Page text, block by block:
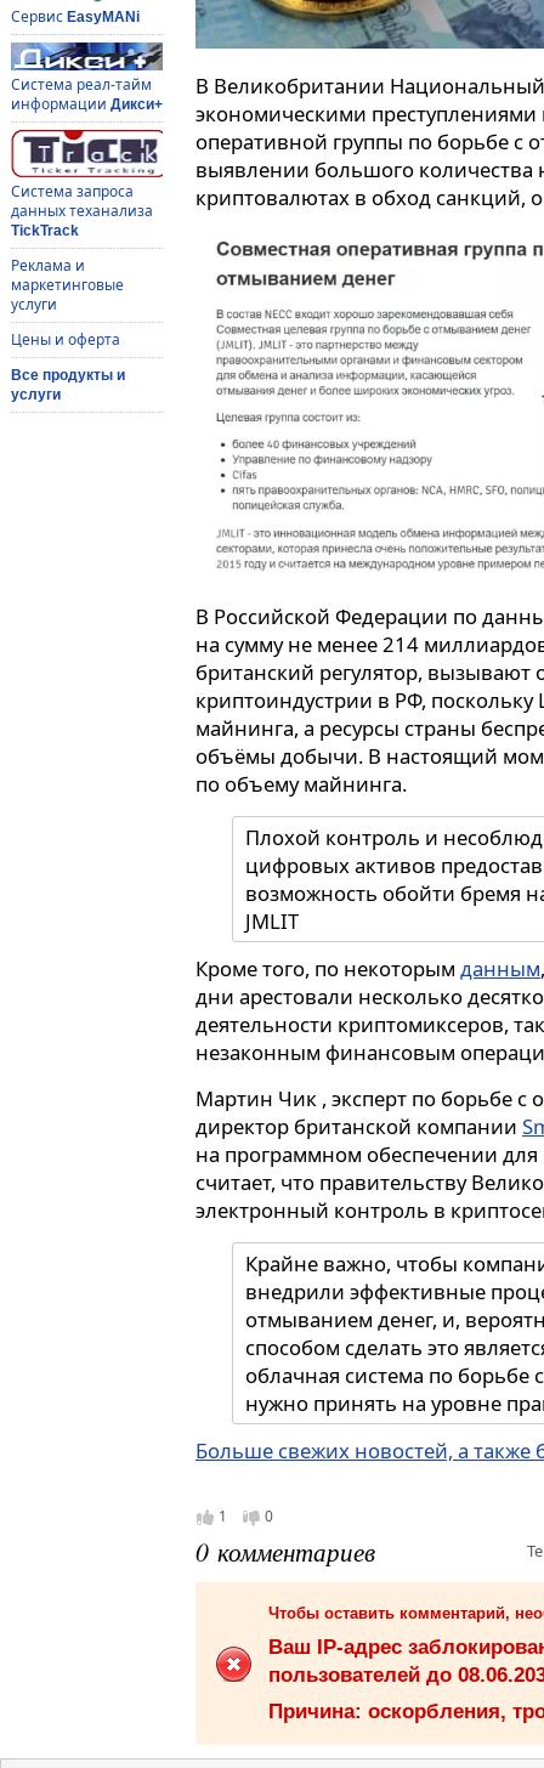
Сервис EasyMANi
Система реал-тайм
информации Дикси+
Система запроса
данных теханализа
TickTrack
Реклама и
маркетинговые
услуги
Цены и оферта
Все продукты и
услуги
В Великобритании
экономическими
оперативной группы по борьбе с
выявлении большого количества
криптовалютах в обход санкций,
В Российской Федерации по
на сумму не менее 214
британский регулятор, вызывают
криптоиндустрии в РФ,
майнинга, а ресурсы страны
объёмы добычи. В настоящий
по объему майнинга.
Плохой контроль и
цифровых активов
возможность обойти бремя
JMLIT
Кроме того, по некоторым данным
дни арестовали несколько
деятельности криптомиксеров,
незаконным финансовым
Мартин Чик , эксперт по борьбе
директор британской компании
на программном обеспечении
считает, что правительству
электронный контроль в
Крайне важно, чтобы
внедрили эффективные
отмыванием денег, и,
способом сделать это
облачная система по борьбе
нужно принять на уровне
Больше свежих новостей, а также
1 0
0 комментариев
Чтобы оставить комментарий,
Ваш IP-адрес
пользователей до
Причина: оскорбления,